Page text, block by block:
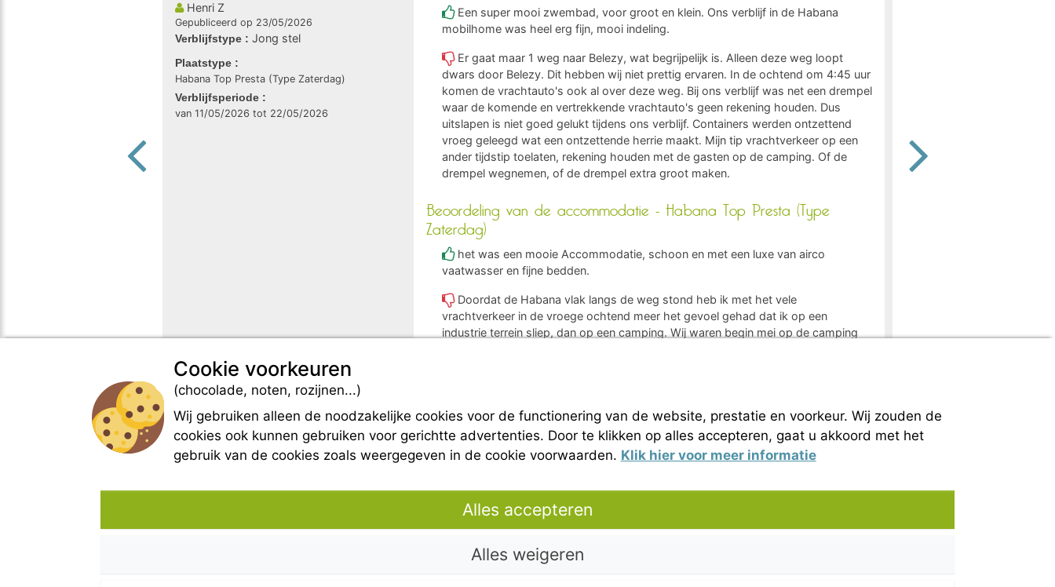
Henri Z
Gepubliceerd op 23/05/2026
Verblijfstype : Jong stel
Plaatstype :
Habana Top Presta (Type Zaterdag)
Verblijfsperiode :
van 11/05/2026 tot 22/05/2026
Een super mooi zwembad, voor groot en klein. Ons verblijf in de Habana
mobilhome was heel erg fijn, mooi indeling.
Er gaat maar 1 weg naar Belezy, wat begrijpelijk is. Alleen deze weg loopt
dwars door Belezy. Dit hebben wij niet prettig ervaren. In de ochtend om 4:45 uur
komen de vrachtauto's ook al over deze weg. Bij ons verblijf was net een drempel
waar de komende en vertrekkende vrachtauto's geen rekening houden. Dus
uitslapen is niet goed gelukt tijdens ons verblijf. Containers werden ontzettend
vroeg geleegd wat een ontzettende herrie maakt. Mijn tip vrachtverkeer op een
ander tijdstip toelaten, rekening houden met de gasten op de camping. Of de
drempel wegnemen, of de drempel extra groot maken.
Beoordeling van de accommodatie - Habana Top Presta (Type
Zaterdag)
het was een mooie Accommodatie, schoon en met een luxe van airco
vaatwasser en fijne bedden.
Doordat de Habana vlak langs de weg stond heb ik met het vele
vrachtverkeer in de vroege ochtend meer het gevoel gehad dat ik op een
industrie terrein sliep, dan op een camping. Wij waren begin mei op de camping
132 Chemin de Maraval
84410 Bedoin - France
Informatie aanvraag
Uitreksel van de Algemene Huurvoorwaarden
Cookie voorkeuren
(chocolade, noten, rozijnen...)
Wij gebruiken alleen de noodzakelijke cookies voor de functionering van de website, prestatie en voorkeur. Wij zouden de
cookies ook kunnen gebruiken voor gerichtte advertenties. Door te klikken op alles accepteren, gaat u akkoord met het
gebruik van de cookies zoals weergegeven in de cookie voorwaarden. Klik hier voor meer informatie
Alles accepteren
Alles weigeren